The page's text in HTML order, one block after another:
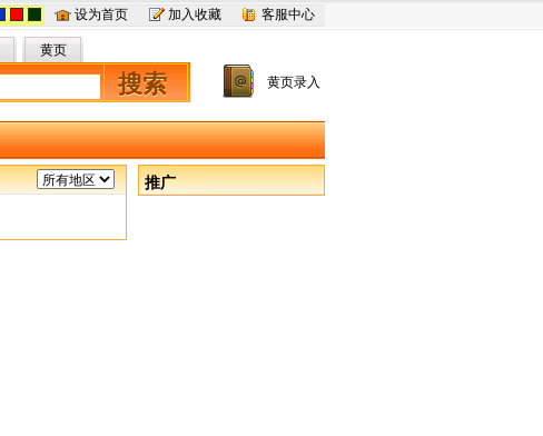
设为首页 加入收藏 客服中心
黄页
搜索 黄页录入
推广